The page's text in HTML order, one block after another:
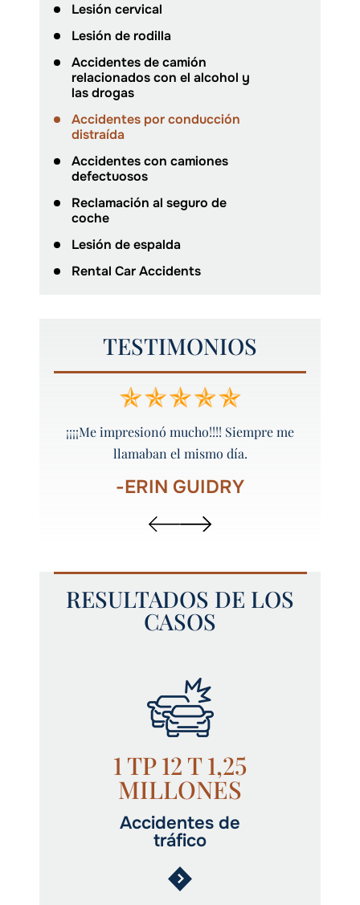
Lesión cervical
Lesión de rodilla
Accidentes de camión
relacionados con el alcohol y
las drogas
Accidentes por conducción
distraída
Accidentes con camiones
defectuosos
Reclamación al seguro de
coche
Lesión de espalda
Rental Car Accidents
TESTIMONIOS
¡¡¡¡Me impresionó mucho!!!! Siempre me
llamaban el mismo día.
-ERIN GUIDRY
RESULTADOS DE LOS
CASOS
1 TP 12 T 1,25
MILLONES
Accidentes de
tráfico